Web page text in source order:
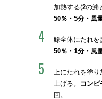
加熱する(2の鯵
50％・5分・風
鯵全体にたれを
50％・1分・風
上にたれを塗
上げる。
コン
回。